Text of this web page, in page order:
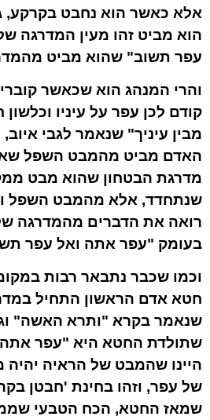
אלא כאשר הוא נחבט בקרקע,
הוא מביט זהו מעין המדרגה
עפר תשוב" שהוא מביט
והרי המנהג הוא שכאשר
קודם לכן עפר על עיניו
מבין עיניך" שנאמר לגבי
האדם מביט מהמבט השפל
מדרגת הבטחון שהוא מבט
שנתחדד, אלא מהמבט השפל
רואה את הדברים מהמדרגה
בעומק "עפר אתה ואל עפר
וכמו שכבר נתבאר רבות
חטא אדם הראשון התחיל
שנאמר בקרא "ותרא האשה"
שתולדת החטא היא "עפר
היינו שהמבט של הראיה יהיה
של עפר, וזהו בחינת 'חבטן
שמאז החטא, הכח הטבעי